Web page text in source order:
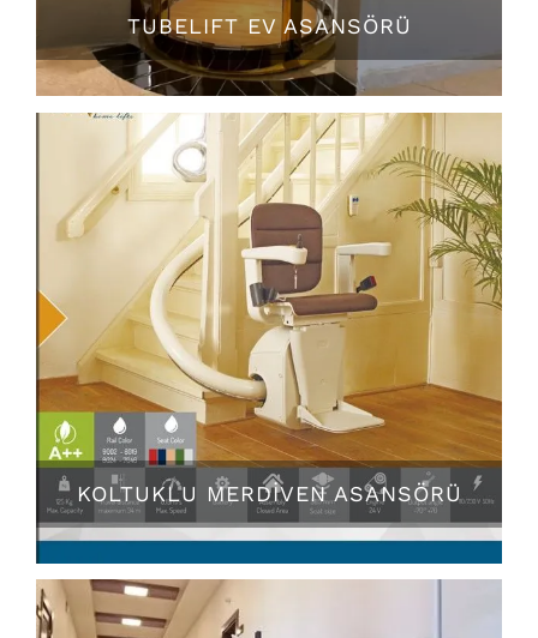
TUBELIFT EV ASANSÖRÜ
KOLTUKLU MERDİVEN ASANSÖRÜ